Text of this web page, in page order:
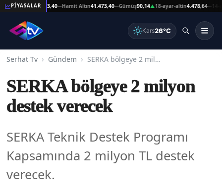
PİYASALAR
Altın41.473,40—Hamit Altın41.473,40—Gümüş90,14▲18-ayar-altin4.478,64—14-
Kars26°C
Serhat Tv Gündem SERKA bölgeye 2 milyon destek verecek
SERKA bölgeye 2 milyon
destek verecek
SERKA Teknik Destek Programı
Kapsamında 2 milyon TL destek
verecek.